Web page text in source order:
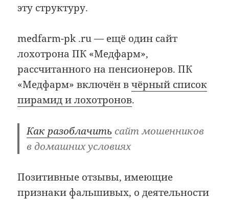
эту структуру.
medfarm-pk .ru — ещё один сайт
лохотрона ПК «Медфарм»,
рассчитанного на пенсионеров. ПК
«Медфарм» включён вчёрный список
пирамид и лохотронов.
Как разоблачитьсайт мошенников
в домашних условиях
Позитивные отзывы, имеющие
признаки фальшивых, о деятельности